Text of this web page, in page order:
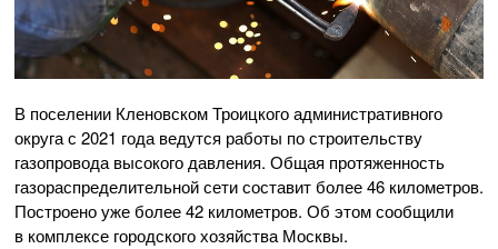
В поселении Кленовском Троицкого административного
округа с 2021 года ведутся работы по строительству
газопровода высокого давления. Общая протяженность
газораспределительной сети составит более 46 километров.
Построено уже более 42 километров. Об этом сообщили
в комплексе городского хозяйства Москвы.